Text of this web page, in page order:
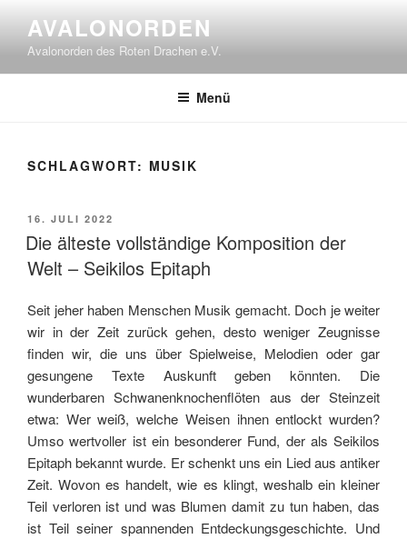
Inhalt
springen
AVALONORDEN
Avalonorden des Roten Drachen e.V.
Menü
SCHLAGWORT: MUSIK
VERÖFFENTLICHT
AM
16. JULI 2022
Die älteste vollständige Komposition der
Welt – Seikilos Epitaph
Seit jeher haben Menschen Musik gemacht. Doch je weiter
wir in der Zeit zurück gehen, desto weniger Zeugnisse
finden wir, die uns über Spielweise, Melodien oder gar
gesungene Texte Auskunft geben könnten. Die
wunderbaren Schwanenknochenflöten aus der Steinzeit
etwa: Wer weiß, welche Weisen ihnen entlockt wurden?
Umso wertvoller ist ein besonderer Fund, der als Seikilos
Epitaph bekannt wurde. Er schenkt uns ein Lied aus antiker
Zeit. Wovon es handelt, wie es klingt, weshalb ein kleiner
Teil verloren ist und was Blumen damit zu tun haben, das
ist Teil seiner spannenden Entdeckungsgeschichte. Und